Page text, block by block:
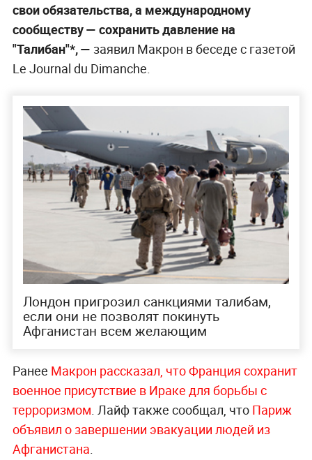
свои обязательства, а международному
сообществу — сохранить давление на
"Талибан"*, — заявил Макрон в беседе с газетой
Le Journal du Dimanche.
Лондон пригрозил санкциями талибам,
если они не позволят покинуть
Афганистан всем желающим
Ранее Макрон рассказал, что Франция сохранит
военное присутствие в Ираке для борьбы с
терроризмом. Лайф также сообщал, что Париж
объявил о завершении эвакуации людей из
Афганистана.